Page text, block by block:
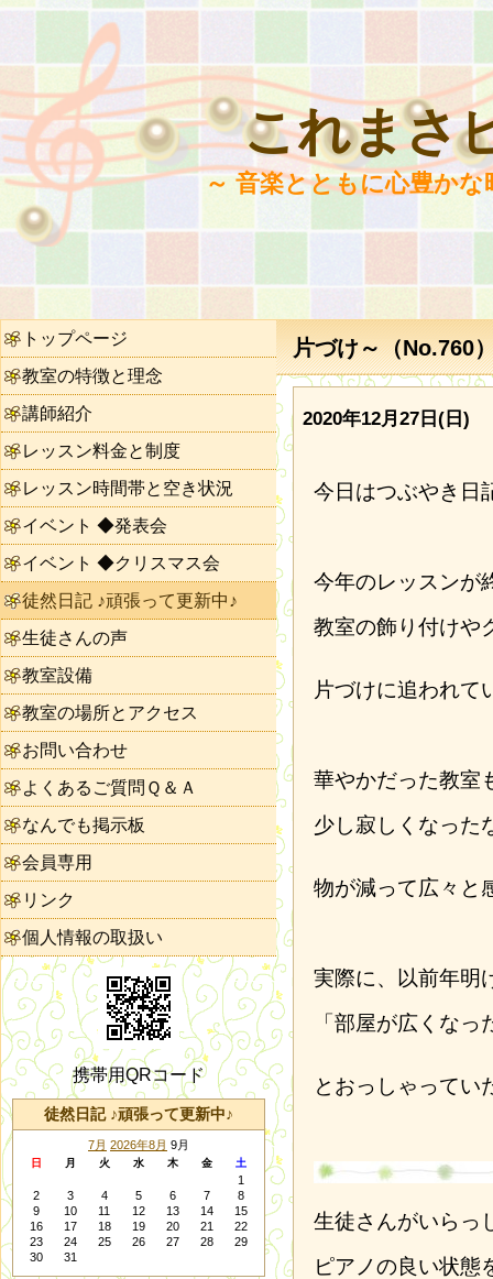
これまさ
～ 音楽とともに心豊か
片づけ～（No.760
2020年12月27日(日)
今日はつぶやき日
今年のレッスンが
教室の飾り付けや
片づけに追われて
華やかだった教室
少し寂しくなった
物が減って広々と
実際に、以前年明
「部屋が広くな
とおっしゃってい
生徒さんがいらっ
ピアノの良い状態
トップページ
教室の特徴と理念
講師紹介
レッスン料金と制度
レッスン時間帯と空き状況
イベント ◆発表会
イベント ◆クリスマス会
徒然日記 ♪頑張って更新中♪
生徒さんの声
教室設備
教室の場所とアクセス
お問い合わせ
よくあるご質問Ｑ＆Ａ
なんでも掲示板
会員専用
リンク
個人情報の取扱い
携帯用QRコード
徒然日記 ♪頑張って更新中♪
7月 2026年8月 9月
日 月 火 水 木 金 土
1
2
3 4 5 6 7
8
9
10 11 12 13 14
15
16
17 18 19 20 21
22
23
24 25 26 27 28
29
30
31